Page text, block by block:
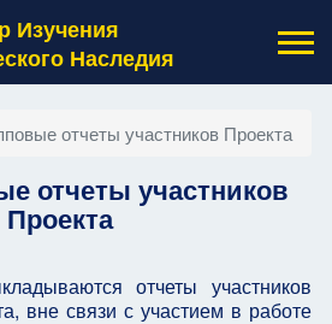
Изучения
Наследия
отчеты участников Проекта
отчеты участников
Проекта
отчеты участников
вне связи с участием в работе